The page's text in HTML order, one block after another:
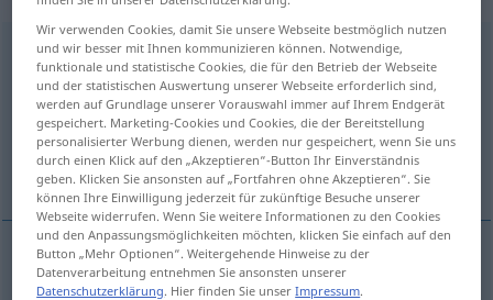
Türkeif
Übersicht aller Übersetzungen
(Für mehr Details die Übersetzung anklicken/antippen)
Turecko
Tureckon Türkei
Wir verwenden Cookies, damit Sie unsere Webseite bestmöglich nutzen
und wir besser mit Ihnen kommunizieren können. Notwendige,
funktionale und statistische Cookies, die für den Betrieb der Webseite
und der statistischen Auswertung unserer Webseite erforderlich sind,
werden auf Grundlage unserer Vorauswahl immer auf Ihrem Endgerät
gespeichert. Marketing-Cookies und Cookies, die der Bereitstellung
personalisierter Werbung dienen, werden nur gespeichert, wenn Sie uns
durch einen Klick auf den „Akzeptieren“-Button Ihr Einverständnis
geben. Klicken Sie ansonsten auf „Fortfahren ohne Akzeptieren“. Sie
können Ihre Einwilligung jederzeit für zukünftige Besuche unserer
Webseite widerrufen. Wenn Sie weitere Informationen zu den Cookies
und den Anpassungsmöglichkeiten möchten, klicken Sie einfach auf den
Button „Mehr Optionen“. Weitergehende Hinweise zu der
Datenverarbeitung entnehmen Sie ansonsten unserer
Datenschutzerklärung. Hier finden Sie unserImpressum.